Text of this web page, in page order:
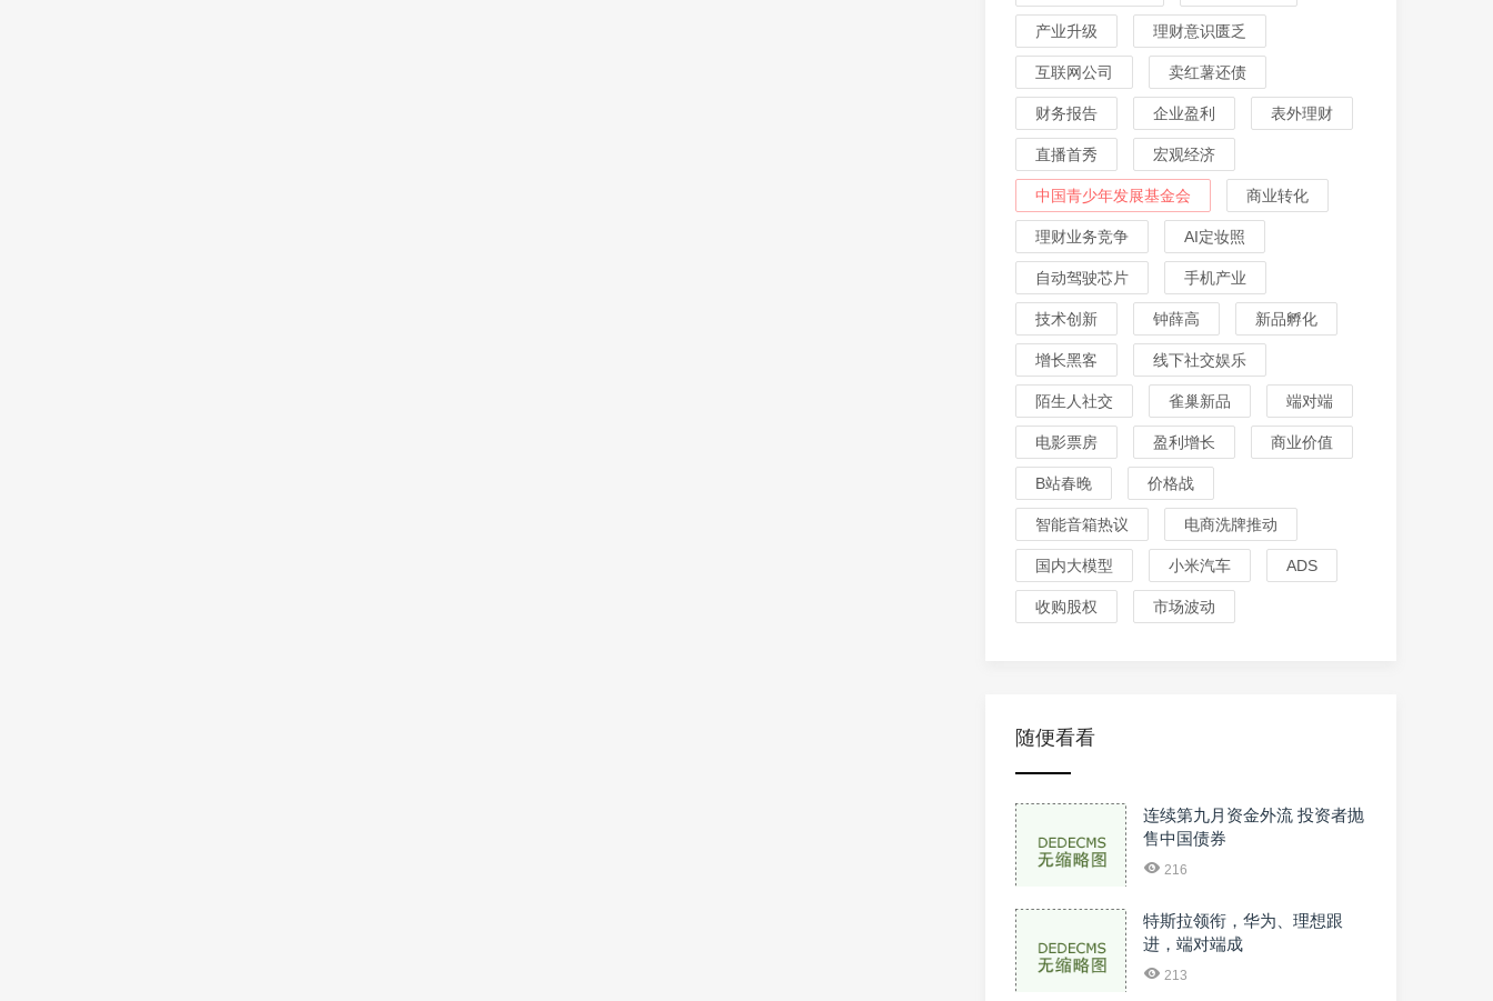
产业升级 理财意识匮乏
互联网公司 卖红薯还债
财务报告 企业盈利 表外理财
直播首秀 宏观经济
中国青少年发展基金会 商业转化
理财业务竞争 AI定妆照
自动驾驶芯片 手机产业
技术创新 钟薛高 新品孵化
增长黑客 线下社交娱乐
陌生人社交 雀巢新品 端对端
电影票房 盈利增长 商业价值
B站春晚 价格战
智能音箱热议 电商洗牌推动
国内大模型 小米汽车 ADS
收购股权 市场波动
随便看看
连续第九月资金外流 投资者抛
售中国债券
216
特斯拉领衔，华为、理想跟
进，端对端成
213